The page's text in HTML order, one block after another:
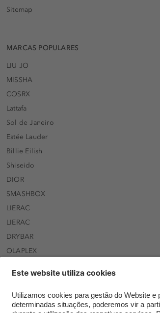
Sitemap
MARCAS POPULARES
LIU JO
MISSHA
COSRX
Lattafa
Sol de Janeiro
Estée Lauder
Billie Eilish
Shiseido
DIOR
SMASHBOX
LIERAC
LIERAC
DRYBAR
OLAPLEX
ARMAF
Beauty of Joseon